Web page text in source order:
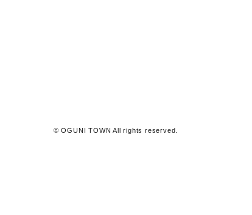
© OGUNI TOWN All rights reserved.